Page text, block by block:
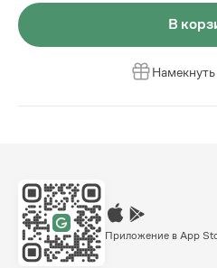
В
Приложение в App